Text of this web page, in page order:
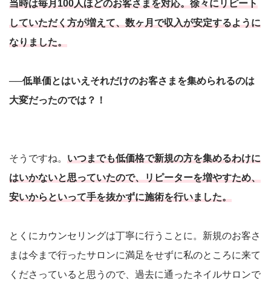
当時は毎月100人ほどのお客さまを対応。徐々にリピート
していただく方が増えて、数ヶ月で収入が安定するように
なりました。
──低単価とはいえそれだけのお客さまを集められるのは
大変だったのでは？！
そうですね。 いつまでも低価格で新規の方を集めるわけに
はいかないと思っていたので、リピーターを増やすため、
安いからといって手を抜かずに施術を行いました。
とくにカウンセリングは丁寧に行うことに。新規のお客さ
まは今まで行ったサロンに満足をせずに私のところに来て
くださっていると思うので、過去に通ったネイルサロンで